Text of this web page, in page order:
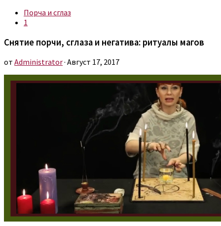
Порча и сглаз
1
Снятие порчи, сглаза и негатива: ритуалы магов
от Administrator· Август 17, 2017